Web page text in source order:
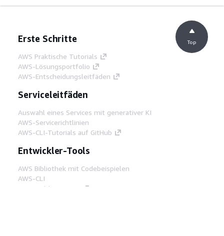
Erste Schritte
AWS Praktische Tutorials
AWS-Lösungsportfolio
AWS-Entscheidungsleitfäden
Serviceleitfäden
Auswahl eines Services mit generativer KI
AWS-Servicerichtlinien
AWS-CLI-Tutorials auf GitHub
Entwickler-Tools
AWS Bibliothek mit Codebeispielen
AWS-CLI
AWS Builder Center
Top